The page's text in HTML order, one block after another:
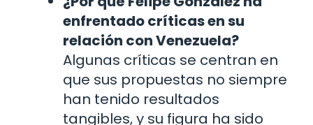
enfrentado críticas en su
relación con Venezuela?
Algunas críticas se centran en
que sus propuestas no siempre
han tenido resultados
tangibles, y su figura ha sido